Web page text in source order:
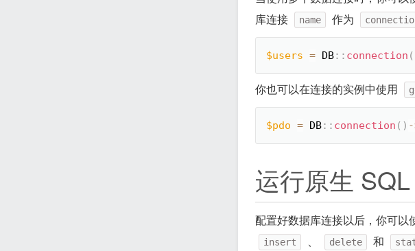
库连接
name 作为
$users = DB:: connection (
你也可以在连接的实例中使用
$pdo = DB:: connection ( ) -
运行原生
配置好数据库连接以后，你可以
insert 、 delete 和